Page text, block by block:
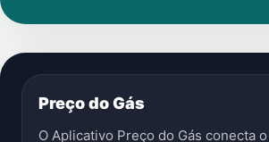
Preço do Gás
O Aplicativo Preço do Gás conecta